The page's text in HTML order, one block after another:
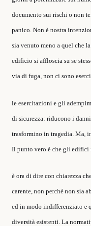
documento sui rischi o non
panico. Non è nostra
sia venuto meno a quel che
edificio si affloscia su se
via di fuga, non ci sono
le esercitazioni e gli
di sicurezza: riducono i
trasformino in tragedia. Ma,
Il punto vero è che gli edifici
è ora di dire con chiarezza
carente, non perché non sia
ed in modo indifferenziato e
diversità esistenti. La